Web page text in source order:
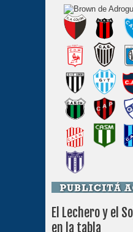
El Lechero y el
en la tabla